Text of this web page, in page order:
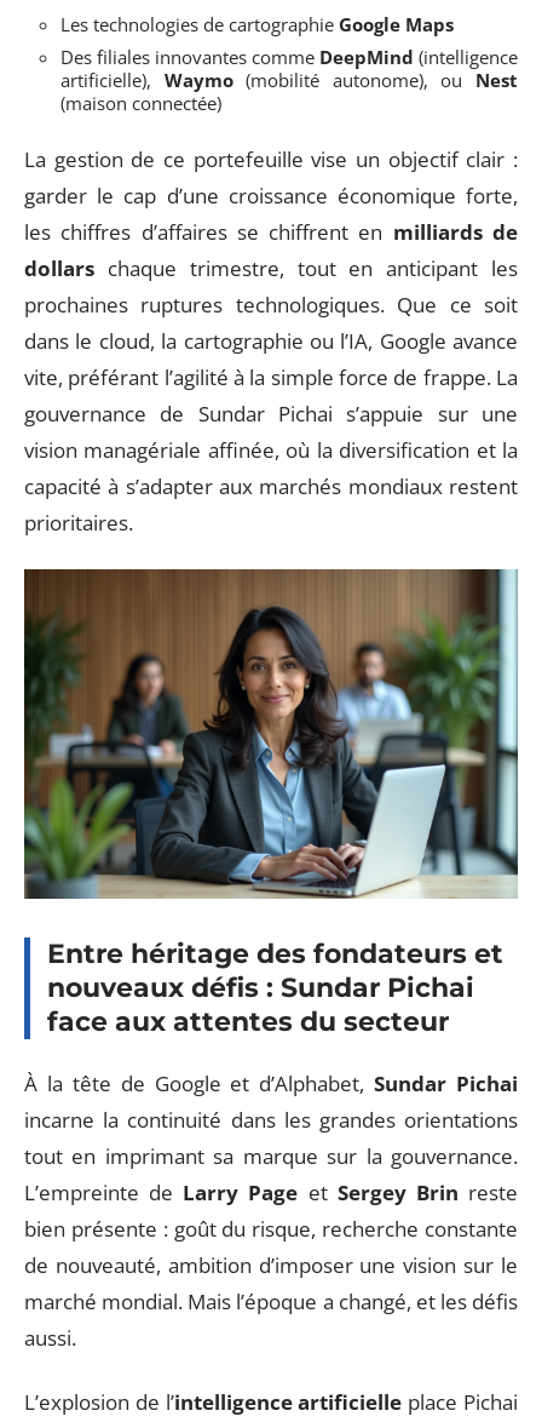
Les technologies de cartographie Google Maps
Des filiales innovantes comme DeepMind (intelligence
artificielle), Waymo(mobilité autonome), ou Nest
(maison connectée)
La gestion de ce portefeuille vise un objectif clair :
garder le cap d’une croissance économique forte,
les chiffres d’affaires se chiffrent en milliards de
dollars chaque trimestre, tout en anticipant les
prochaines ruptures technologiques. Que ce soit
dans le cloud, la cartographie ou l’IA, Google avance
vite, préférant l’agilité à la simple force de frappe. La
gouvernance de Sundar Pichai s’appuie sur une
vision managériale affinée, où la diversification et la
capacité à s’adapter aux marchés mondiaux restent
prioritaires.
Entre héritage des fondateurs et
nouveaux défis : Sundar Pichai
face aux attentes du secteur
À la tête de Google et d’Alphabet,Sundar Pichai
incarne la continuité dans les grandes orientations
tout en imprimant sa marque sur la gouvernance.
L’empreinte de Larry Page et Sergey Brin reste
bien présente : goût du risque, recherche constante
de nouveauté, ambition d’imposer une vision sur le
marché mondial. Mais l’époque a changé, et les défis
aussi.
L’explosion de l’intelligence artificielle place Pichai